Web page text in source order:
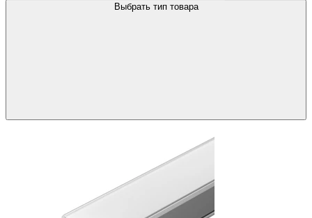
Выбрать тип товара